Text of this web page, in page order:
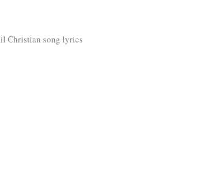
Christian song lyrics